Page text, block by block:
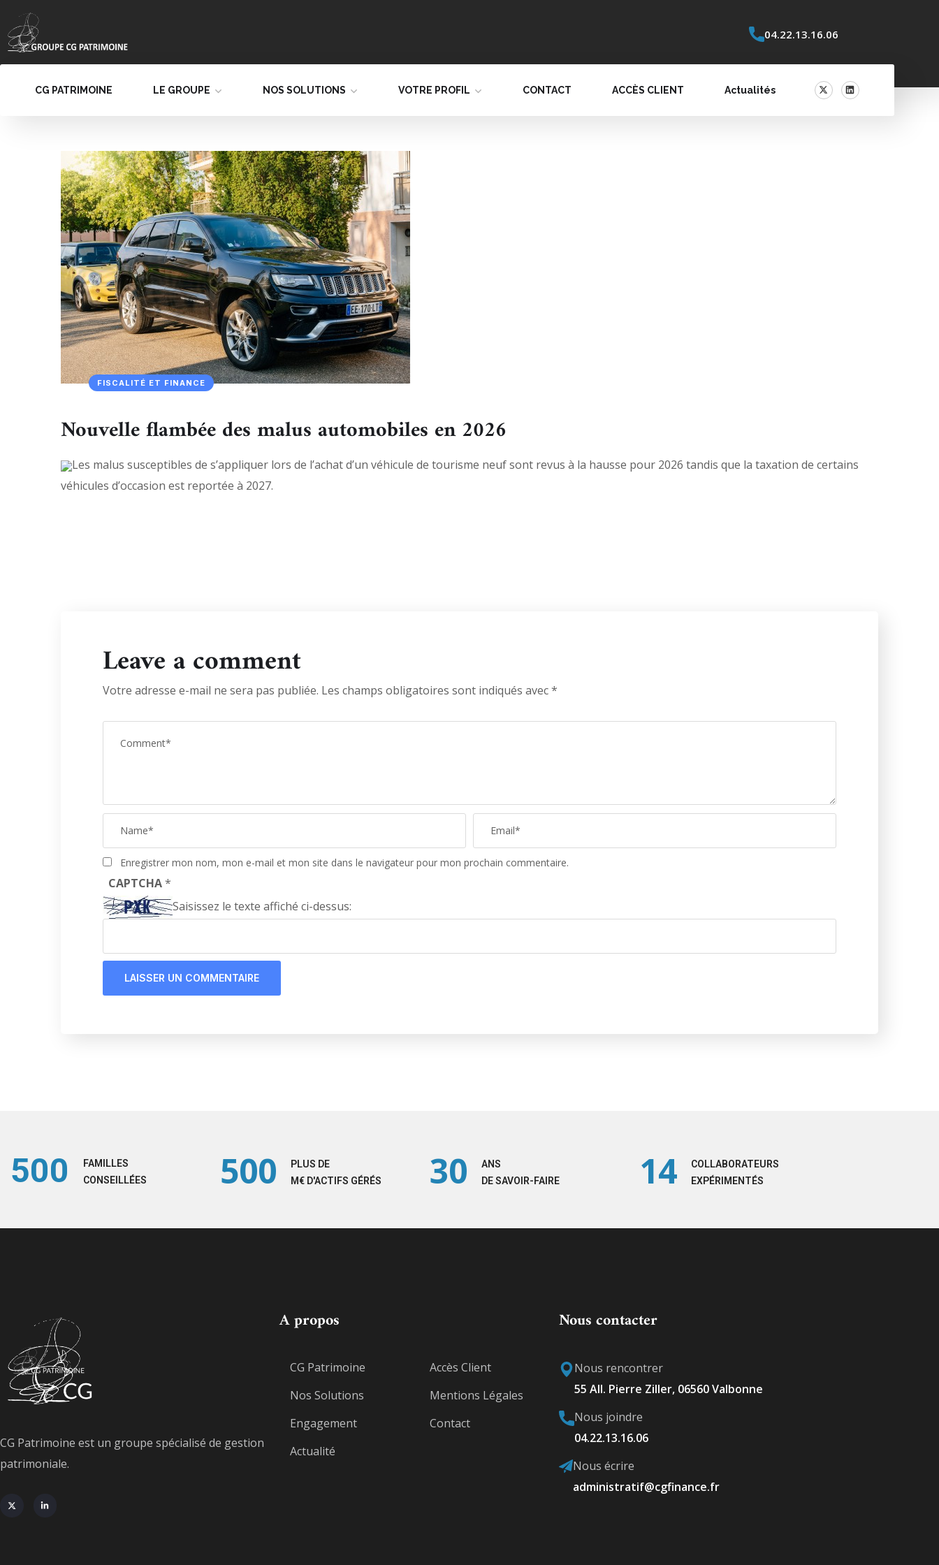
04.22.13.16.06
CG PATRIMOINE LE GROUPE NOS SOLUTIONS VOTRE PROFIL CONTACT ACCÈS CLIENT Actualités
FISCALITÉ ET FINANCE
Nouvelle flambée des malus automobiles en 2026
Les malus susceptibles de s’appliquer lors de l’achat d’un véhicule de tourisme neuf sont revus à la hausse pour 2026 tandis que la taxation de certains
véhicules d’occasion est reportée à 2027.
Leave a comment
Votre adresse e-mail ne sera pas publiée. Les champs obligatoires sont indiqués avec*
Enregistrer mon nom, mon e-mail et mon site dans le navigateur pour mon prochain commentaire.
CAPTCHA*
Saisissez le texte affiché ci-dessus:
500
FAMILLES
CONSEILLÉES
500
PLUS DE
M€ D'ACTIFS GÉRÉS
30
ANS
DE SAVOIR-FAIRE
14
COLLABORATEURS
EXPÉRIMENTÉS
CG Patrimoine est un groupe spécialisé de gestion
patrimoniale.
A propos
CG Patrimoine
Nos Solutions
Engagement
Actualité
Accès Client
Mentions Légales
Contact
Nous contacter
Nous rencontrer
55 All. Pierre Ziller, 06560 Valbonne
Nous joindre
04.22.13.16.06
Nous écrire
administratif@cgfinance.fr